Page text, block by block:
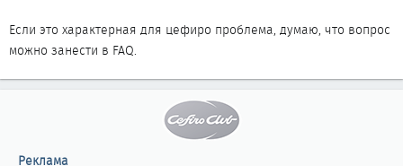
Если это характерная для цефиро проблема, думаю, что вопрос
можно занести в FAQ.
Реклама